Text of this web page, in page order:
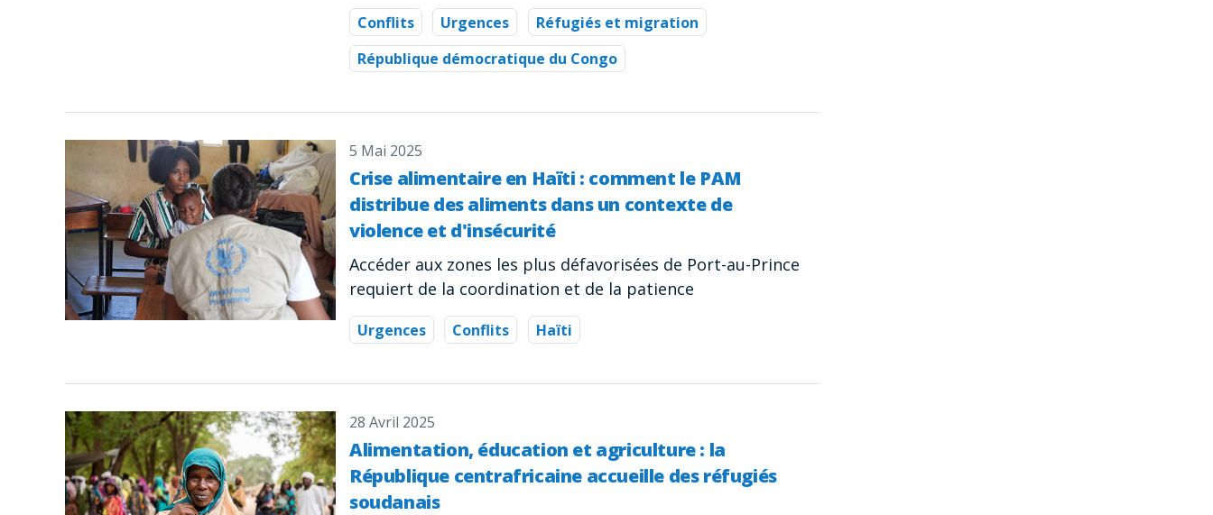
Conflits Urgences
Réfugiés et migration
République démocratique du Congo
5 Mai 2025
Crise alimentaire en Haïti : comment le PAM
distribue des aliments dans un contexte de
violence et d'insécurité
Accéder aux zones les plus défavorisées de Port-au-Prince
requiert de la coordination et de la patience
Urgences Conflits Haïti
28 Avril 2025
Alimentation, éducation et agriculture : la
République centrafricaine accueille des réfugiés
soudanais